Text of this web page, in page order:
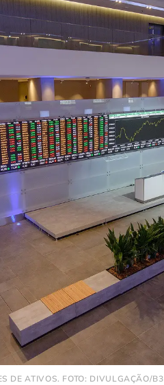
DE ATIVOS. FOTO: DIVULGAÇÃO/B3